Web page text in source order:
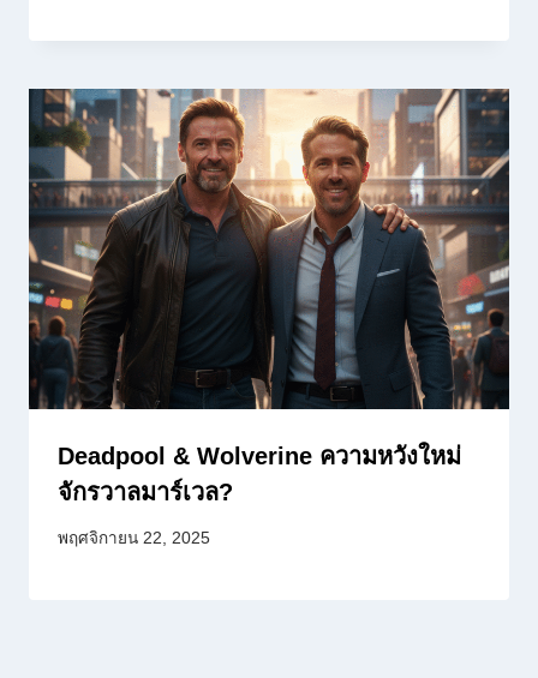
Deadpool & Wolverine ความหวังใหม่
จักรวาลมาร์เวล?
พฤศจิกายน 22, 2025